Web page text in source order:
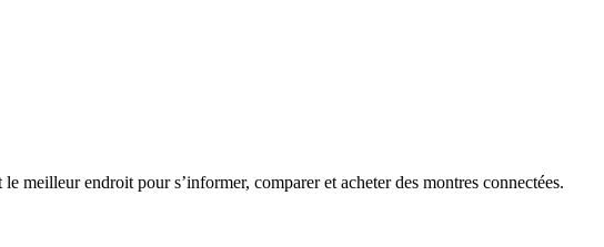
meilleur endroit pour s’informer, comparer et acheter des montres connectées.